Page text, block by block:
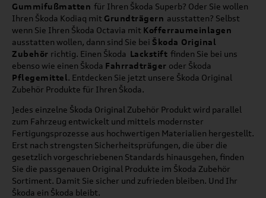
Gummifußmatten für Ihren Škoda Superb? Oder Sie wollen
Ihren Škoda Kodiaq mit Grundträgern ausstatten? Selbst
wenn Sie Ihren Škoda Octavia mit Kofferraumeinlagen
ausstatten wollen, dann sind Sie bei Škoda Original
Zubehör richtig. Einen Škoda Lackstift finden Sie bei uns
ebenso wie einen Škoda Fahrradträger oder Škoda
Pflegemittel. Entdecken Sie jetzt unsere Škoda Original
Zubehör Produkte für Ihren Škoda.
Jedes einzelne Škoda Original Zubehör Produkt wird parallel
zum Fahrzeug entwickelt und mittels modernster
Fertigungsprozesse aus hochwertigen Materialien hergestellt.
Erst nach strengsten Sicherheitsprüfungen, die über die
gesetzlich vorgeschriebenen Standards hinausgehen, finden
Sie die passgenauen Original Produkte im Škoda Zubehör
Sortiment. Damit Sie sicher und zufrieden bleiben. Und Ihr
Škoda ein Škoda bleibt.